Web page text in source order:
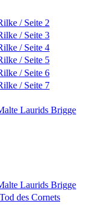
/ Seite 2
/ Seite 3
/ Seite 4
/ Seite 5
/ Seite 6
/ Seite 7
Laurids Brigge
Laurids Brigge
des Cornets